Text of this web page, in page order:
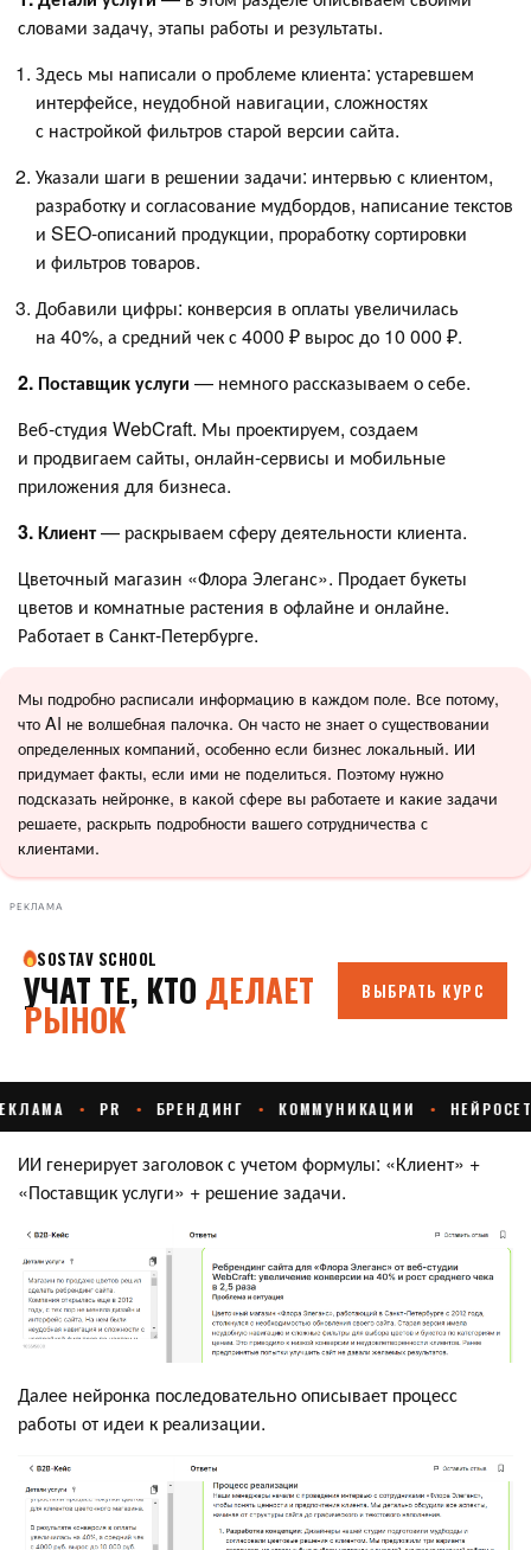
словами задачу, этапы работы и результаты.
Здесь мы написали о проблеме клиента: устаревшем
интерфейсе, неудобной навигации, сложностях
с настройкой фильтров старой версии сайта.
Указали шаги в решении задачи: интервью с клиентом,
разработку и согласование мудбордов, написание текстов
и SEO-описаний продукции, проработку сортировки
и фильтров товаров.
Добавили цифры: конверсия в оплаты увеличилась
на 40%, а средний чек с 4000 ₽ вырос до 10 000 ₽.
2. Поставщик услуги — немного рассказываем о себе.
Веб-студия WebCraft. Мы проектируем, создаем
и продвигаем сайты, онлайн-сервисы и мобильные
приложения для бизнеса.
3. Клиент— раскрываем сферу деятельности клиента.
Цветочный магазин «Флора Элеганс». Продает букеты
цветов и комнатные растения в офлайне и онлайне.
Работает в Санкт-Петербурге.
Мы подробно расписали информацию в каждом поле. Все потому,
что AI не волшебная палочка. Он часто не знает о существовании
определенных компаний, особенно если бизнес локальный. ИИ
придумает факты, если ими не поделиться. Поэтому нужно
подсказать нейронке, в какой сфере вы работаете и какие задачи
решаете, раскрыть подробности вашего сотрудничества с
клиентами.
РЕКЛАМА
ИИ генерирует заголовок с учетом формулы: «Клиент» +
«Поставщик услуги» + решение задачи.
Далее нейронка последовательно описывает процесс
работы от идеи к реализации.